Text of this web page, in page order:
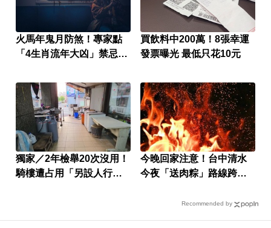
火馬年鬼月防煞！專家點
「4生肖流年大凶」禁忌一
買飲料中200萬！8張幸運
發票曝光 最低只花10元
獨家／2年檢舉20次沒用！
騎樓遭占用「另設人行
今晚回家注意！台中清水
今夜「送肉粽」路線跨彰
Recommended by